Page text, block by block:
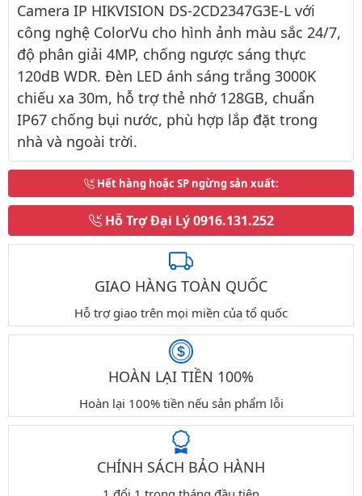
Camera IP HIKVISION DS-2CD2347G3E-L với
công nghệ ColorVu cho hình ảnh màu sắc 24/7,
độ phân giải 4MP, chống ngược sáng thực
120dB WDR. Đèn LED ánh sáng trắng 3000K
chiếu xa 30m, hỗ trợ thẻ nhớ 128GB, chuẩn
IP67 chống bụi nước, phù hợp lắp đặt trong
nhà và ngoài trời.
Hết hàng hoặc SP ngừng sản xuất:
Hỗ Trợ Đại Lý0916.131.252
GIAO HÀNG TOÀN QUỐC
Hỗ trợ giao trên mọi miền của tổ quốc
HOÀN LẠI TIỀN 100%
Hoàn lại 100% tiền nếu sản phẩm lỗi
CHÍNH SÁCH BẢO HÀNH